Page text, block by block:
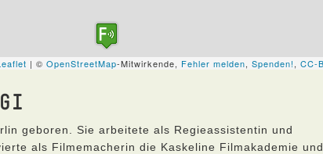
geboren. Sie arbeitete als Regieassistentin und
als Filmemacherin die Kaskeline Filmakademie und